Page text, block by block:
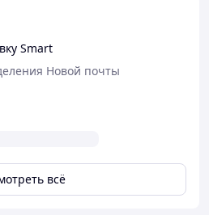
Smart
Новой почты
всё